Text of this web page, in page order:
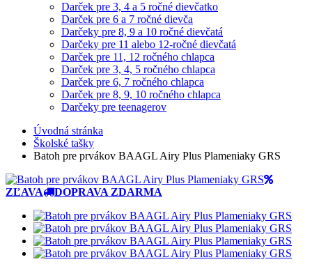
Darček pre 3, 4 a 5 ročné dievčatko
Darček pre 6 a 7 ročné dievča
Darčeky pre 8, 9 a 10 ročné dievčatá
Darčeky pre 11 alebo 12-ročné dievčatá
Darček pre 11, 12 ročného chlapca
Darček pre 3, 4, 5 ročného chlapca
Darček pre 6, 7 ročného chlapca
Darček pre 8, 9, 10 ročného chlapca
Darčeky pre teenagerov
Úvodná stránka
Školské tašky
Batoh pre prvákov BAAGL Airy Plus Plameniaky GRS
ZĽAVA DOPRAVA ZDARMA